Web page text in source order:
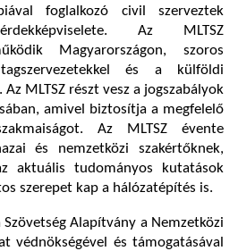
foglalkozó civil szerveztek
Az MLTSZ
Magyarországon, szoros
és a külföldi
MLTSZ részt vesz a jogszabályok
amivel biztosítja a megfelelő
Az MLTSZ évente
és nemzetközi szakértőknek,
aktuális tudományos kutatások
szerepet kap a hálózatépítés is.
Alapítvány a Nemzetközi
védnökségével és támogatásával